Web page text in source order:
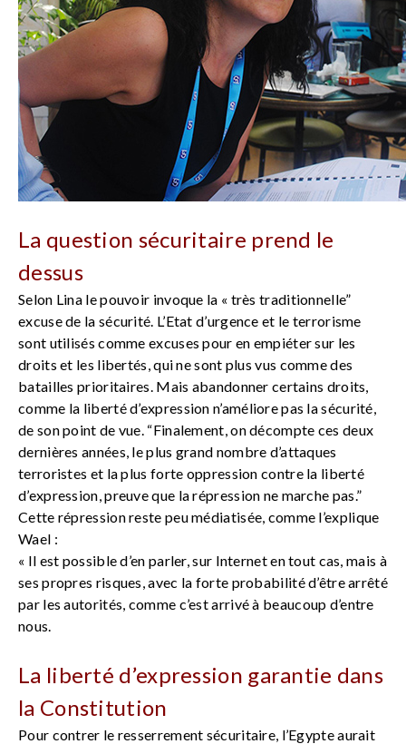
La question sécuritaire prend le
dessus
Selon Lina le pouvoir invoque la « très traditionnelle”
excuse de la sécurité. L’Etat d’urgence et le terrorisme
sont utilisés comme excuses pour en empiéter sur les
droits et les libertés, qui ne sont plus vus comme des
batailles prioritaires. Mais abandonner certains droits,
comme la liberté d’expression n’améliore pas la sécurité,
de son point de vue. “Finalement, on décompte ces deux
dernières années, le plus grand nombre d’attaques
terroristes et la plus forte oppression contre la liberté
d’expression, preuve que la répression ne marche pas.”
Cette répression reste peu médiatisée, comme l’explique
Wael :
« Il est possible d’en parler, sur Internet en tout cas, mais à
ses propres risques, avec la forte probabilité d’être arrêté
par les autorités, comme c’est arrivé à beaucoup d’entre
nous.
La liberté d’expression garantie dans
la Constitution
Pour contrer le resserrement sécuritaire, l’Egypte aurait